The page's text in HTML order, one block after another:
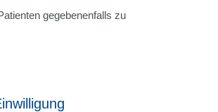
gegebenenfalls zu